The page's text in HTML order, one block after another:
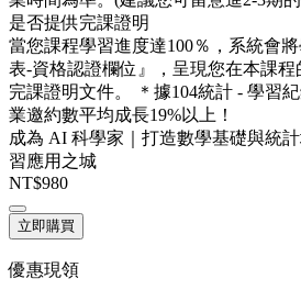
是否提供完課證明
當您課程學習進度達100％，系統會
表-資格認證欄位』，呈現您在本課
完課證明文件。 ＊據104統計 - 學習
業邀約數平均成長19%以上！
成為 AI 科學家｜打造數學基礎與統
習應用之城
NT$980
立即購買
優惠現領